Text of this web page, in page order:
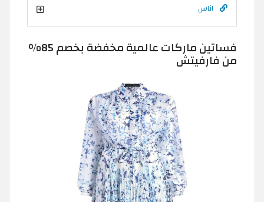
اناس
فساتين ماركات عالمية مخفضة بخصم 85%
من فارفيتش